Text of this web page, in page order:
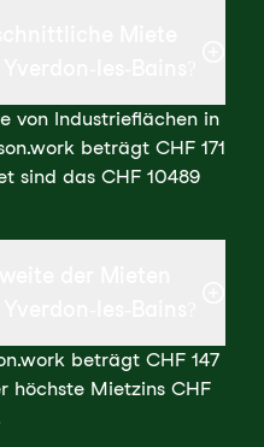
von Industrieflächen in
beträgt CHF 171
sind das CHF 10489
beträgt CHF 147
höchste Mietzins CHF